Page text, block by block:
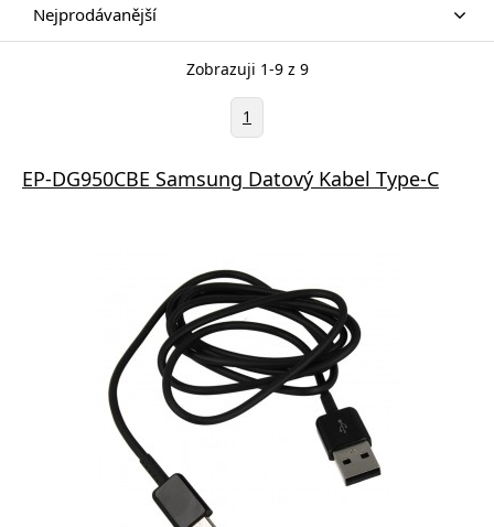
Nejprodávanější
Zobrazuji 1-9 z 9
1
EP-DG950CBE Samsung Datový Kabel Type-C